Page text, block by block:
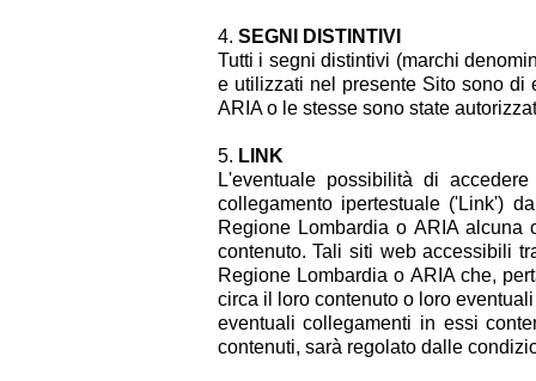
SEGNI DISTINTIVI
Tutti i segni distintivi (marchi
e utilizzati nel presente Sito sono di
ARIA o le stesse sono state
LINK
L'eventuale possibilità di
collegamento ipertestuale ('Link')
Regione Lombardia o ARIA alcuna
contenuto. Tali siti web accessibili
Regione Lombardia o ARIA che,
circa il loro contenuto o loro
eventuali collegamenti in essi
contenuti, sarà regolato dalle